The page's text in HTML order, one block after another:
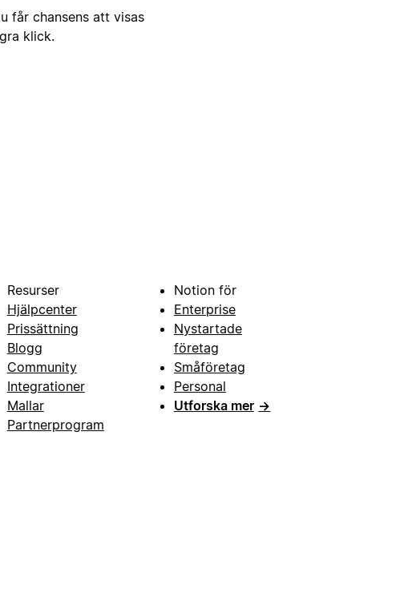
får chansens att visas
klick.
Resurser
Hjälpcenter
Prissättning
Blogg
Community
Integrationer
Mallar
Partnerprogram
Notion för
Enterprise
Nystartade
företag
Småföretag
Personal
Utforska mer →